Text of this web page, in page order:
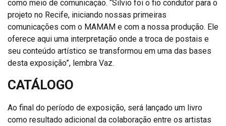
como meio de comunicação. “Silvio foi o fio condutor para o
projeto no Recife, iniciando nossas primeiras
comunicações com o MAMAM e com a nossa produção. Ele
oferece aqui uma interpretação onde a troca de postais e
seu conteúdo artístico se transformou em uma das bases
desta exposição”, lembra Vaz.
CATÁLOGO
Ao final do período de exposição, será lançado um livro
como resultado adicional da colaboração entre os artistas